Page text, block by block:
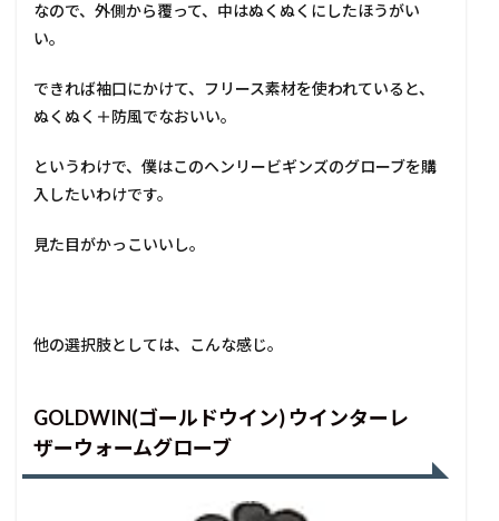
なので、外側から覆って、中はぬくぬくにしたほうがい
い。
できれば袖口にかけて、フリース素材を使われていると、
ぬくぬく＋防風でなおいい。
というわけで、僕はこのヘンリービギンズのグローブを購
入したいわけです。
見た目がかっこいいし。
他の選択肢としては、こんな感じ。
GOLDWIN(ゴールドウイン) ウインターレ
ザーウォームグローブ